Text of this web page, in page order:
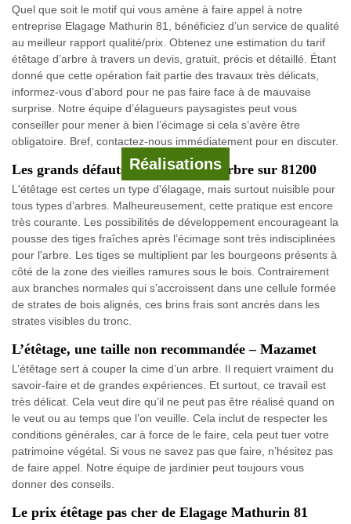
Réalisations
Quel que soit le motif qui vous amène à faire appel à notre
entreprise Elagage Mathurin 81, bénéficiez d’un service de qualité
au meilleur rapport qualité/prix. Obtenez une estimation du tarif
étêtage d’arbre à travers un devis, gratuit, précis et détaillé. Étant
donné que cette opération fait partie des travaux très délicats,
informez-vous d’abord pour ne pas faire face à de mauvaise
surprise. Notre équipe d’élagueurs paysagistes peut vous
conseiller pour mener à bien l’écimage si cela s’avère être
obligatoire. Bref, contactez-nous immédiatement pour en discuter.
Les grands défauts d’un étêtage d'arbre sur 81200
L'étêtage est certes un type d'élagage, mais surtout nuisible pour
tous types d’arbres. Malheureusement, cette pratique est encore
très courante. Les possibilités de développement encourageant la
pousse des tiges fraîches après l’écimage sont très indisciplinées
pour l'arbre. Les tiges se multiplient par les bourgeons présents à
côté de la zone des vieilles ramures sous le bois. Contrairement
aux branches normales qui s’accroissent dans une cellule formée
de strates de bois alignés, ces brins frais sont ancrés dans les
strates visibles du tronc.
L’étêtage, une taille non recommandée – Mazamet
L’étêtage sert à couper la cime d’un arbre. Il requiert vraiment du
savoir-faire et de grandes expériences. Et surtout, ce travail est
très délicat. Cela veut dire qu’il ne peut pas être réalisé quand on
le veut ou au temps que l’on veuille. Cela inclut de respecter les
conditions générales, car à force de le faire, cela peut tuer votre
patrimoine végétal. Si vous ne savez pas que faire, n’hésitez pas
de faire appel. Notre équipe de jardinier peut toujours vous
donner des conseils.
Le prix étêtage pas cher de Elagage Mathurin 81